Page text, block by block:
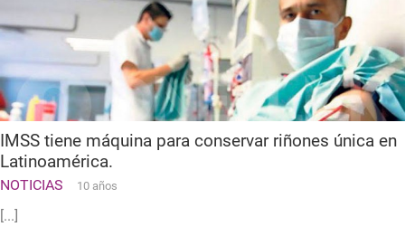
IMSS tiene máquina para conservar riñones única en
Latinoamérica.
NOTICIAS 10 años
[...]